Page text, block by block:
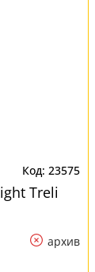
23575
Treli
архив